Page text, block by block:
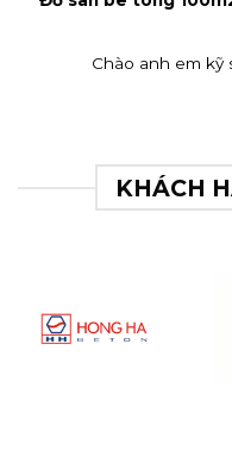
Chào anh em kỹ
KHÁCH